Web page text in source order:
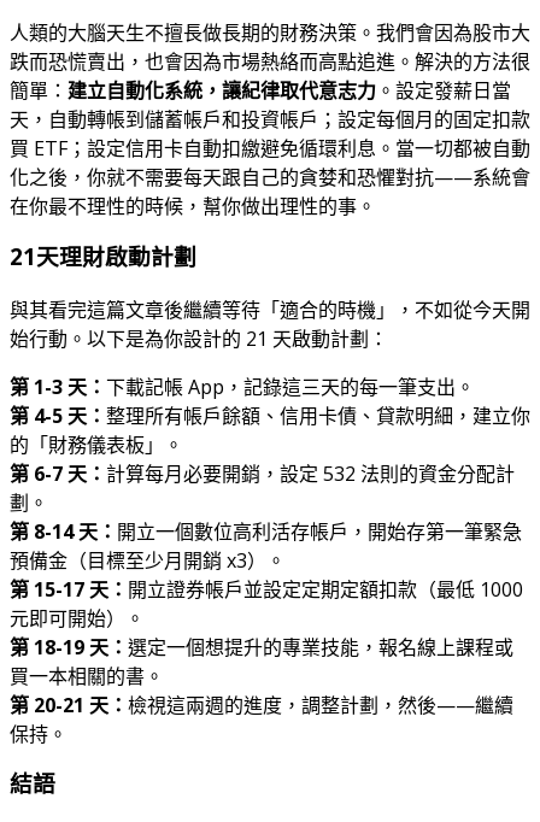
人類的大腦天生不擅長做長期的財務決策。我們會因為股市大
跌而恐慌賣出，也會因為市場熱絡而高點追進。解決的方法很
簡單： 建立自動化系統，讓紀律取代意志力 。設定發薪日當
天，自動轉帳到儲蓄帳戶和投資帳戶；設定每個月的固定扣款
買 ETF；設定信用卡自動扣繳避免循環利息。當一切都被自動
化之後，你就不需要每天跟自己的貪婪和恐懼對抗——系統會
在你最不理性的時候，幫你做出理性的事。
21天理財啟動計劃
與其看完這篇文章後繼續等待「適合的時機」，不如從今天開
始行動。以下是為你設計的 21 天啟動計劃：
第 1-3 天： 下載記帳 App，記錄這三天的每一筆支出。
第 4-5 天： 整理所有帳戶餘額、信用卡債、貸款明細，建立你
的「財務儀表板」。
第 6-7 天： 計算每月必要開銷，設定 532 法則的資金分配計
劃。
第 8-14 天： 開立一個數位高利活存帳戶，開始存第一筆緊急
預備金（目標至少月開銷 x3）。
第 15-17 天： 開立證券帳戶並設定定期定額扣款（最低 1000
元即可開始）。
第 18-19 天： 選定一個想提升的專業技能，報名線上課程或
買一本相關的書。
第 20-21 天： 檢視這兩週的進度，調整計劃，然後——繼續
保持。
結語